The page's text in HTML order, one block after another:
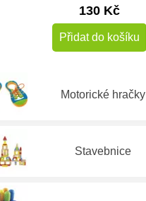
130 Kč
Přidat do košíku
Motorické hračky
Stavebnice